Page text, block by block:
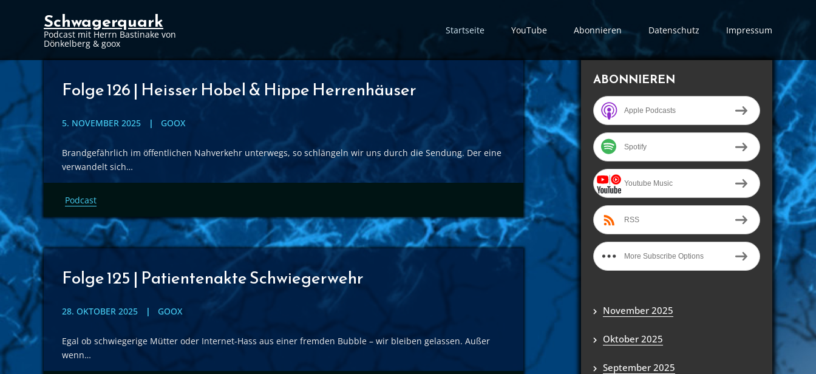
Schwagerquark
Podcast mit Herrn Bastinake von
Dönkelberg & goox
Startseite YouTube Abonnieren Datenschutz Impressum
Folge 126 | Heisser Hobel & Hippe Herrenhäuser
5. NOVEMBER 2025 GOOX
Brandgefährlich im öffentlichen Nahverkehr unterwegs, so schlängeln wir uns durch die Sendung. Der eine
verwandelt sich…
Podcast
Folge 125 | Patientenakte Schwiegerwehr
28. OKTOBER 2025 GOOX
Egal ob schwiegerige Mütter oder Internet-Hass aus einer fremden Bubble – wir bleiben gelassen. Außer
wenn…
ABONNIEREN
Apple Podcasts
Spotify
Youtube Music
RSS
More Subscribe Options
November 2025
Oktober 2025
September 2025